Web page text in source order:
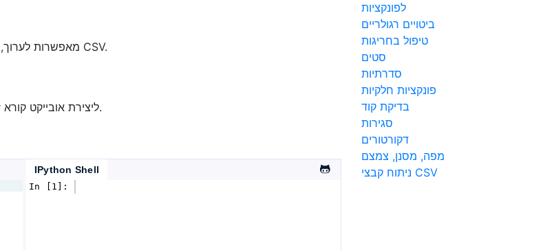
פונקציות writer ו-reader מאפשרות לערוך, לשנות ולהתאים את הנתונים שבקובץ CSV.
כדי לקרוא נתונים מקובצי CSV אנו משתמשים בפונקציה reader ליצירת אובייקט קורא.
IPython Shell
In [1]:
לפונקציות
ביטויים רגולריים
טיפול בחריגות
סטים
סדרתיות
פונקציות חלקיות
בדיקת קוד
סגירות
דקורטורים
מפה, מסנן, צמצם
ניתוח קבצי CSV